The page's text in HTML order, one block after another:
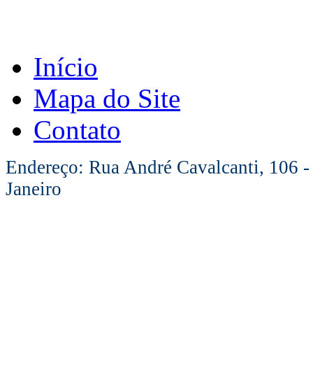
Início
Mapa do Site
Contato
Endereço: Rua André Cavalcanti, 106
Janeiro